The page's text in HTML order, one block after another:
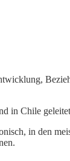
in Chile
in den